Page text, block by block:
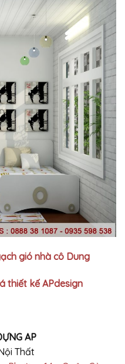
gió nhà cô Dung
thiết kế APdesign
AP
Thất